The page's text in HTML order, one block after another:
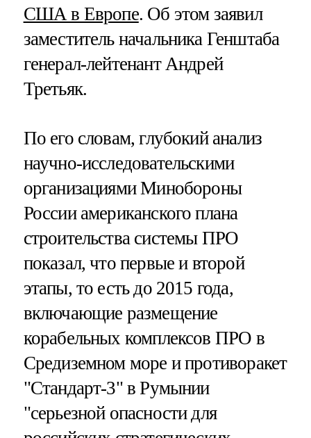
США в Европе. Об этом заявил
заместитель начальника Генштаба
генерал-лейтенант Андрей
Третьяк.
По его словам, глубокий анализ
научно-исследовательскими
организациями Минобороны
России американского плана
строительства системы ПРО
показал, что первые и второй
этапы, то есть до 2015 года,
включающие размещение
корабельных комплексов ПРО в
Средиземном море и противоракет
"Стандарт-3" в Румынии
"серьезной опасности для